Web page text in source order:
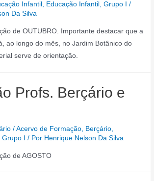
Infantil , Educação Infantil ,Grupo I
/
Da Silva
de OUTUBRO. Importante destacar que a
ao longo do mês, no Jardim Botânico do
serve de orientação.
Profs. Berçário e
/Acervo de Formação, Berçário,
Grupo I / Por Henrique Nelson Da Silva
de AGOSTO